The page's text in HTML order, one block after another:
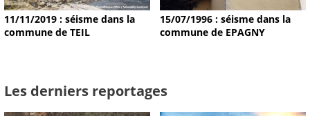
11/11/2019 : séisme dans la
commune de TEIL
15/07/1996 : séisme dans la
commune de EPAGNY
Les derniers reportages